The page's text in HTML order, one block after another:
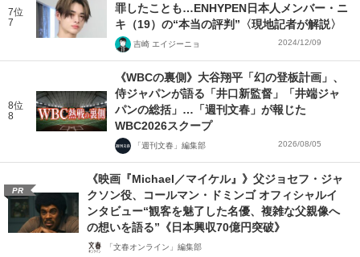
7位
7
罪したことも…ENHYPEN日本人メンバー・ニ
キ（19）の“本当の評判”〈現地記者が解説〉
吉崎 エイジーニョ 2024/12/09
8位
8
《WBCの裏側》大谷翔平「幻の登板計画」、
侍ジャパンが語る「井口新監督」「井端ジャ
パンの総括」…「週刊文春」が報じた
WBC2026スクープ
「週刊文春」編集部 2026/08/05
PR
《映画『Michael／マイケル』》父ジョセフ・ジャ
クソン役、コールマン・ドミンゴ オフィシャルイ
ンタビュー“観客を魅了した名優、複雑な父親像へ
の想いを語る”《日本興収70億円突破》
「文春オンライン」編集部